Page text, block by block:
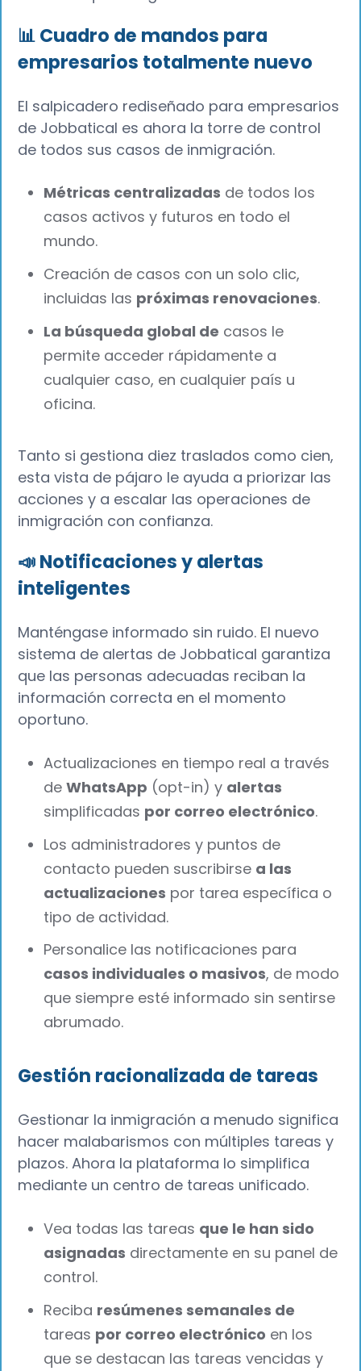
📊 Cuadro de mandos para
empresarios totalmente nuevo
El salpicadero rediseñado para empresarios
de Jobbatical es ahora la torre de control
de todos sus casos de inmigración.
Métricas centralizadas de todos los
casos activos y futuros en todo el
mundo.
Creación de casos con un solo clic,
incluidas las próximas renovaciones.
La búsqueda global de casos le
permite acceder rápidamente a
cualquier caso, en cualquier país u
oficina.
Tanto si gestiona diez traslados como cien,
esta vista de pájaro le ayuda a priorizar las
acciones y a escalar las operaciones de
inmigración con confianza.
📣 Notificaciones y alertas
inteligentes
Manténgase informado sin ruido. El nuevo
sistema de alertas de Jobbatical garantiza
que las personas adecuadas reciban la
información correcta en el momento
oportuno.
Actualizaciones en tiempo real a través
deWhatsApp (opt-in) y alertas
simplificadas por correo electrónico.
Los administradores y puntos de
contacto pueden suscribirse a las
actualizaciones por tarea específica o
tipo de actividad.
Personalice las notificaciones para
casos individuales o masivos, de modo
que siempre esté informado sin sentirse
abrumado.
Gestión racionalizada de tareas
Gestionar la inmigración a menudo significa
hacer malabarismos con múltiples tareas y
plazos. Ahora la plataforma lo simplifica
mediante un centro de tareas unificado.
Vea todas las tareas que le han sido
asignadas directamente en su panel de
control.
Reciba resúmenes semanales de
tareas por correo electrónico en los
que se destacan las tareas vencidas y